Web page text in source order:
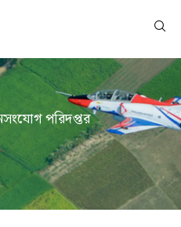
পরিদপ্তর